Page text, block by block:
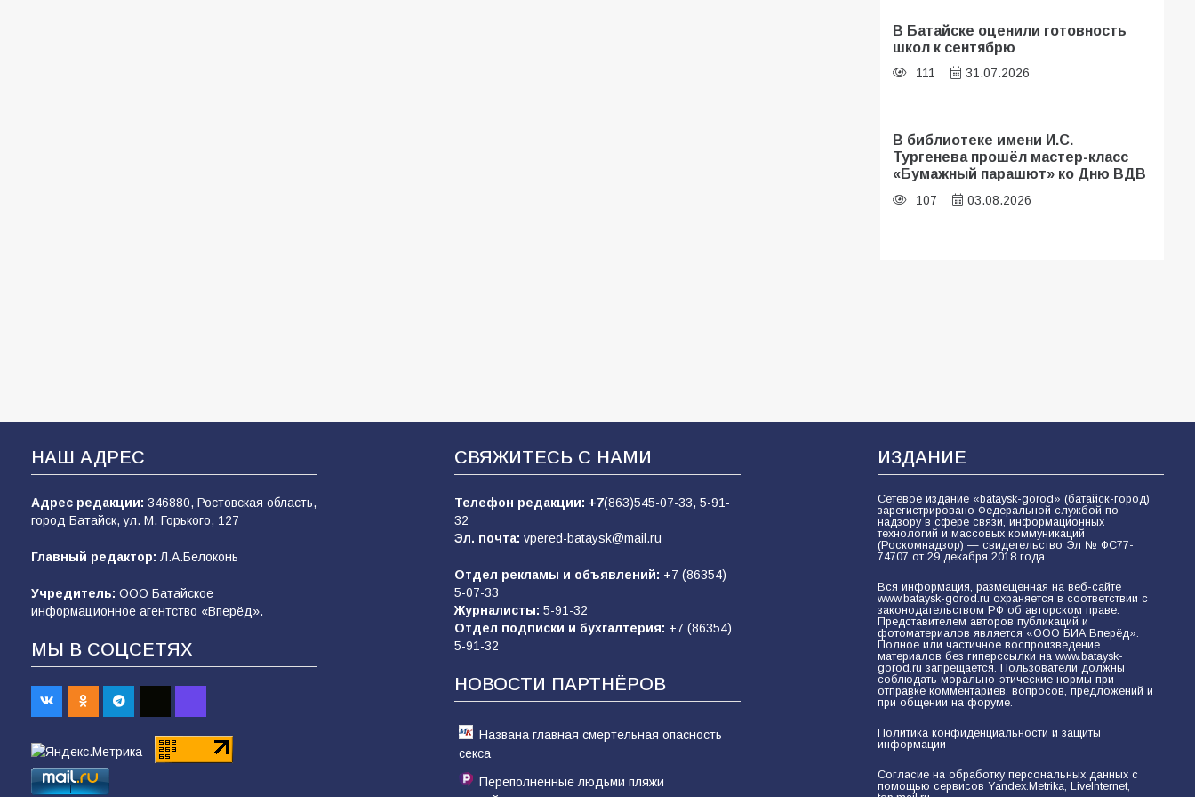
В Батайске оценили готовность
школ к сентябрю
111 31.07.2026
В библиотеке имени И.С.
Тургенева прошёл мастер-класс
«Бумажный парашют» ко Дню ВДВ
107 03.08.2026
102
В Батайске продолжаются
дорожные работы
98 04.08.2026
«Пургу нести — не поля
переходить»: почему заявления о
мобилизации — это
пропагандистский вброс
85 01.08.2026
2026 году после выборов: в
Госдуме дали ответ
НАШ АДРЕС
Адрес редакции: 346880, Ростовская область,
город Батайск, ул. М. Горького, 127
Главный редактор: Л.А.Белоконь
Учредитель: ООО Батайское
информационное агентство «Вперёд».
МЫ В СОЦСЕТЯХ
СВЯЖИТЕСЬ С НАМИ
Телефон редакции: +7(863)545-07-33, 5-91-
32
Эл. почта: vpered-bataysk@mail.ru
Отдел рекламы и объявлений: +7 (86354)
5-07-33
Журналисты: 5-91-32
Отдел подписки и бухгалтерия: +7 (86354)
5-91-32
НОВОСТИ ПАРТНЁРОВ
Названа главная смертельная опасность
секса
Переполненные людьми пляжи
ИЗДАНИЕ
Сетевое издание «bataysk-gorod» (батайск-город)
зарегистрировано Федеральной службой по
надзору в сфере связи, информационных
технологий и массовых коммуникаций
(Роскомнадзор) — свидетельство Эл № ФС77-
74707 от 29 декабря 2018 года.
Вся информация, размещенная на веб-сайте
www.bataysk-gorod.ru охраняется в соответствии с
законодательством РФ об авторском праве.
Представителем авторов публикаций и
фотоматериалов является «ООО БИА Вперёд».
Полное или частичное воспроизведение
материалов без гиперссылки на www.bataysk-
gorod.ru запрещается. Пользователи должны
соблюдать морально-этические нормы при
отправке комментариев, вопросов, предложений и
при общении на форуме.
Политика конфиденциальности и защиты
информации
Согласие на обработку персональных данных с
помощью сервисов Yandex.Metrika, LiveInternet,